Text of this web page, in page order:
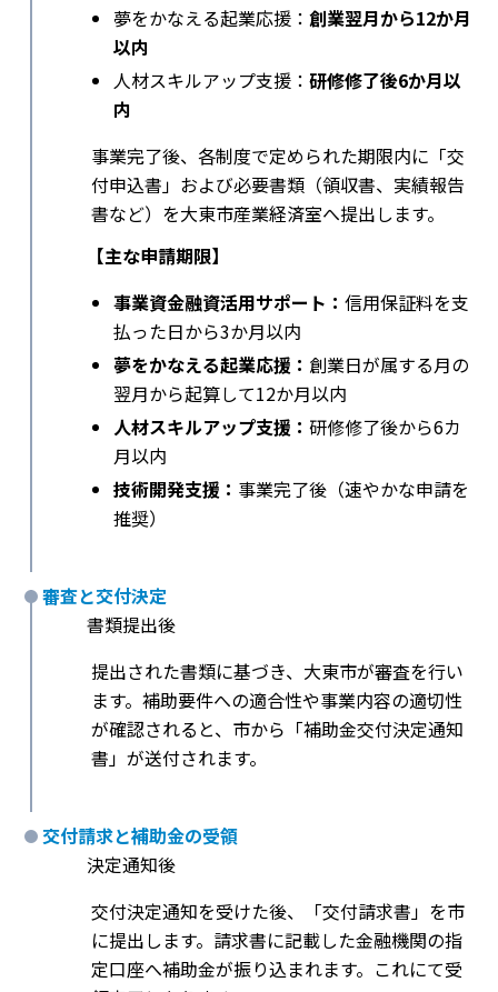
夢をかなえる起業応援： 創業翌月から12か月
以内
人材スキルアップ支援： 研修修了後6か月以
内
事業完了後、各制度で定められた期限内に「交
付申込書」および必要書類（領収書、実績報告
書など）を大東市産業経済室へ提出します。
【主な申請期限】
事業資金融資活用サポート： 信用保証料を支
払った日から3か月以内
夢をかなえる起業応援： 創業日が属する月の
翌月から起算して12か月以内
人材スキルアップ支援： 研修修了後から6カ
月以内
技術開発支援： 事業完了後（速やかな申請を
推奨）
審査と交付決定
書類提出後
提出された書類に基づき、大東市が審査を行い
ます。補助要件への適合性や事業内容の適切性
が確認されると、市から「補助金交付決定通知
書」が送付されます。
交付請求と補助金の受領
決定通知後
交付決定通知を受けた後、「交付請求書」を市
に提出します。請求書に記載した金融機関の指
定口座へ補助金が振り込まれます。これにて受